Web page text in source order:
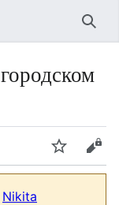
Следить
Nikita